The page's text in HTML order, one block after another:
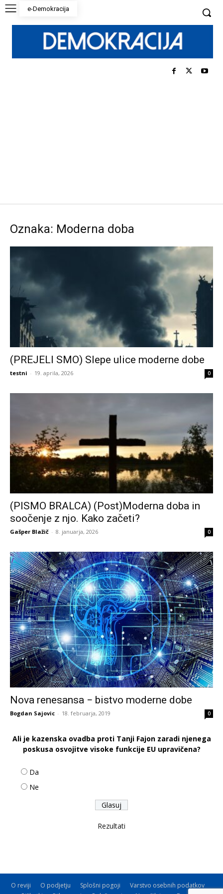
e-Demokracija
Oznaka: Moderna doba
(PREJELI SMO) Slepe ulice moderne dobe
testni - 19. aprila, 2026 0
(PISMO BRALCA) (Post)Moderna doba in
soočenje z njo. Kako začeti?
Gašper Blažič - 8. januarja, 2026 0
Nova renesansa − bistvo moderne dobe
Bogdan Sajovic - 18. februarja, 2019 0
Ali je kazenska ovadba proti Tanji Fajon zaradi njenega
poskusa osvojitve visoke funkcije EU upravičena?
Da
Ne
Rezultati
O reviji O podjetju Splošni pogoji
Varstvo osebnih podatkov